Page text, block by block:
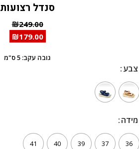
סנדל רצועות
₪249.00
₪179.00
גובה עקב: 5 ס"מ
צבע
צבע
מידה
מידה
36
37
39
40
41